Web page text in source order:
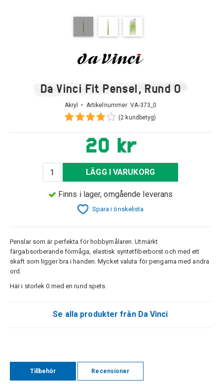
Da Vinci Fit Pensel, Rund 0
Akryl • Artikelnummer:VA-373_0
(2 kundbetyg)
20 kr
LÄGG I VARUKORG
Finns i lager, omgående leverans
Spara i önskelista
Penslar som är perfekta för hobbymålaren. Utmärkt
färgabsorberande förmåga, elastisk syntetfiberborst och med ett
skaft som ligger bra i handen. Mycket valuta för pengarna med andra
ord.
Här i storlek 0 med en rund spets.
Se alla produkter från Da Vinci
Tillbehör Recensioner